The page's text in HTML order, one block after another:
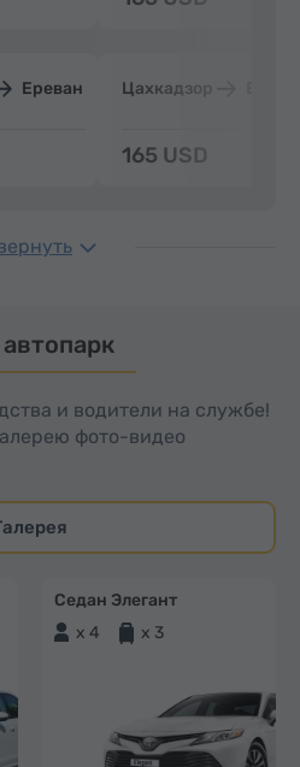
Ереван Цахкадзор
165 USD
и водители на службе!
фото-видео
Седан Элегант
x 4
x 3